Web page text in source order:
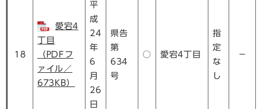
18
愛宕4
丁目
（PDFフ
ァイル／
673KB）
平
成
24
年
6
月
26
日
県告
第
634
号
○ 愛宕4丁目
指
定
な
し
－